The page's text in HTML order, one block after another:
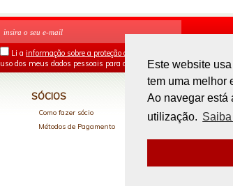
Este website
tem uma melhor
Ao navegar está
utilização.
Li a informação sobre a proteção de dados
uso dos meus dados pessoais para os fins mencionados.
SÓCIOS
Como fazer sócio
Métodos de Pagamento
PAGAMENTOS